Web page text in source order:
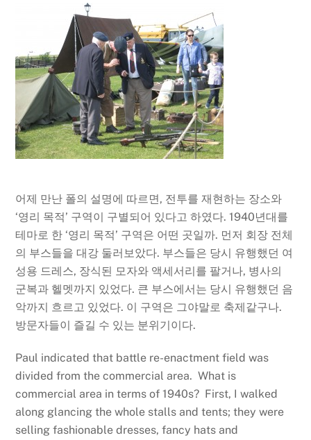
어제 만난 폴의 설명에 따르면, 전투를 재현하는 장소와
‘영리 목적’ 구역이 구별되어 있다고 하였다. 1940년대를
테마로 한 ‘영리 목적’ 구역은 어떤 곳일까. 먼저 회장 전체
의 부스들을 대강 둘러보았다. 부스들은 당시 유행했던 여
성용 드레스, 장식된 모자와 액세서리를 팔거나, 병사의
군복과 헬멧까지 있었다. 큰 부스에서는 당시 유행했던 음
악까지 흐르고 있었다. 이 구역은 그야말로 축제같구나.
방문자들이 즐길 수 있는 분위기이다.
Paul indicated that battle re-enactment field was
divided from the commercial area. What is
commercial area in terms of 1940s? First, I walked
along glancing the whole stalls and tents; they were
selling fashionable dresses, fancy hats and